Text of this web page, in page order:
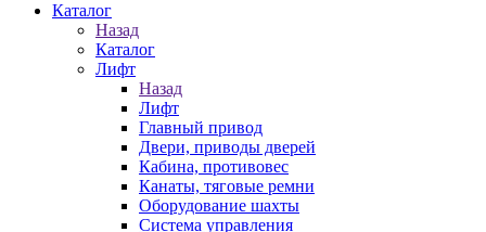
Каталог
Назад
Каталог
Лифт
Назад
Лифт
Главный привод
Двери, приводы дверей
Кабина, противовес
Канаты, тяговые ремни
Оборудование шахты
Система управления